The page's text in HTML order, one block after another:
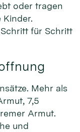
oder tragen
für Schritt
Mehr als
7,5
Armut.
und